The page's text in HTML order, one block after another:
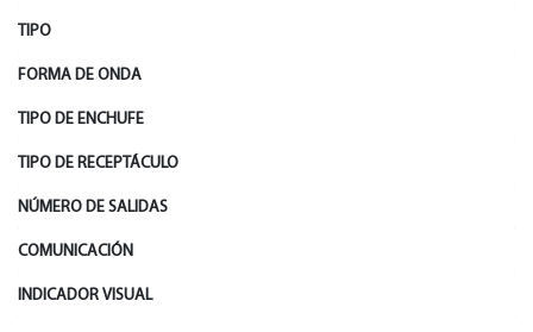
TIPO
FORMA DE ONDA
TIPO DE ENCHUFE
TIPO DE RECEPTÁCULO
NÚMERO DE SALIDAS
COMUNICACIÓN
INDICADOR VISUAL